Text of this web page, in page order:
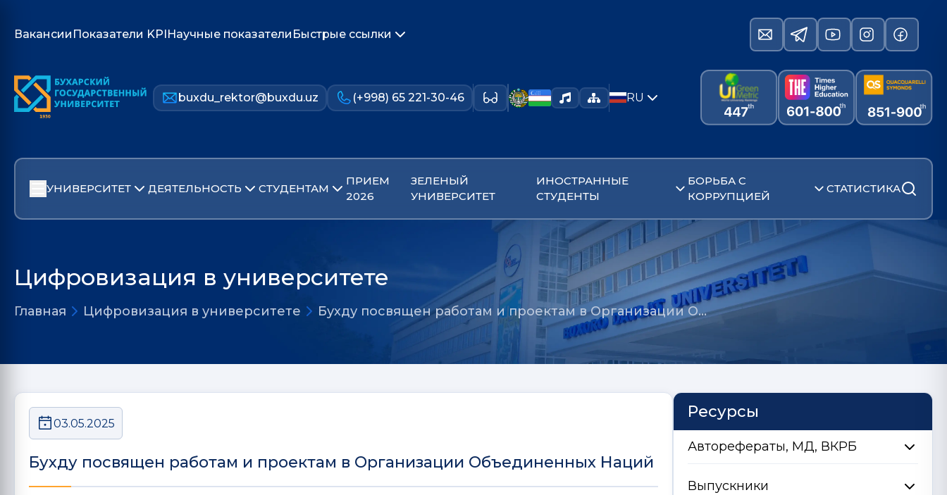
Вакансии Показатели KPIНаучные показатели Быстрые ссылки
buxdu_rektor@buxdu.uz (+998) 65 221-30-46 RU
УНИВЕРСИТЕТ ДЕЯТЕЛЬНОСТЬ СТУДЕНТАМ
ПРИЕМ
2026
ЗЕЛЕНЫЙ
УНИВЕРСИТЕТ
ИНОСТРАННЫЕ
СТУДЕНТЫ
БОРЬБА С
КОРРУПЦИЕЙ
СТАТИСТИКА
Цифровизация в университете
Главная Цифровизация в университете Бухду посвящен работам и проектам в Организации О…
03.05.2025
Бухду посвящен работам и проектам в Организации Объединенных Наций
Ресурсы
Авторефераты, МД, ВКРБ
Выпускники